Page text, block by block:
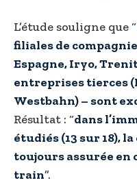
L’étude souligne que “
filiales de
Espagne, Iryo,
entreprises tierces
Westbahn) – sont
Résultat : “dans
étudiés (13 sur 18),
toujours assurée en
train”.